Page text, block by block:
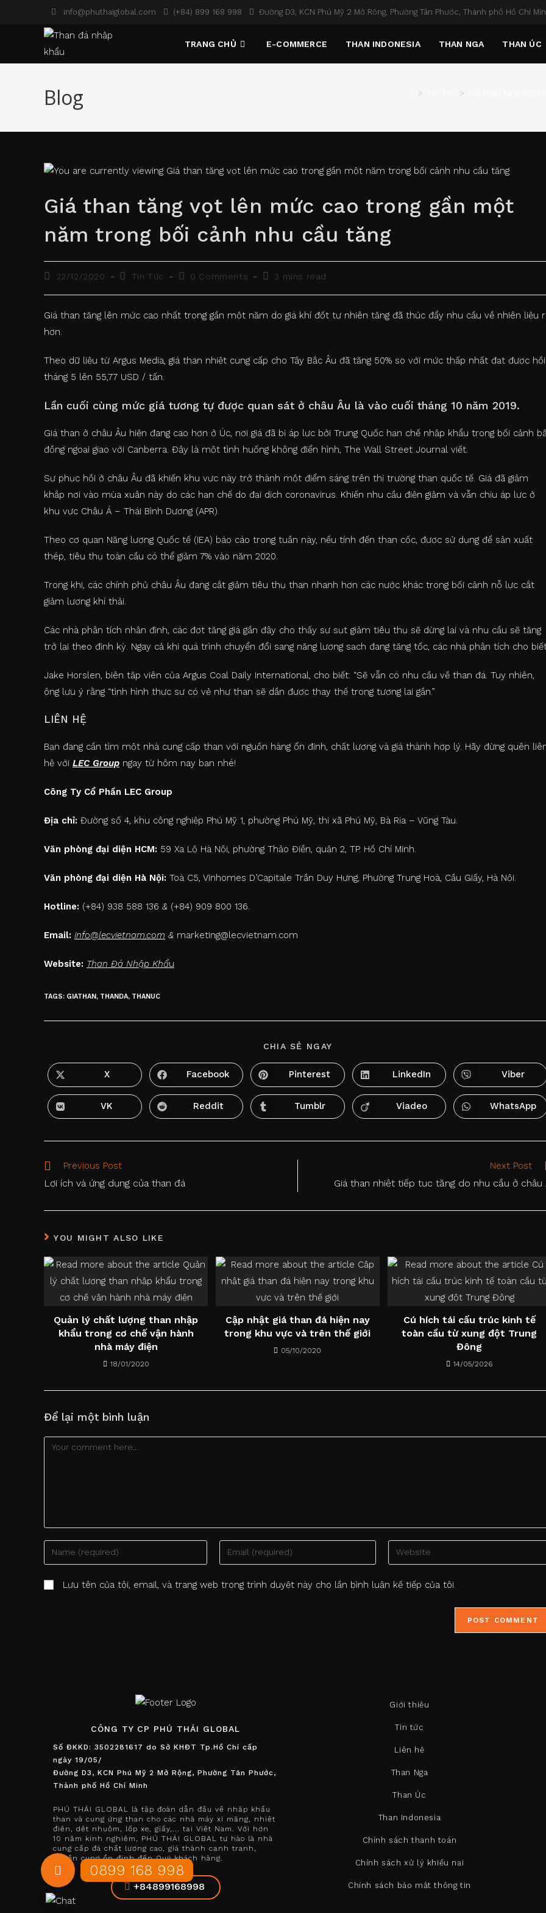
info@phuthaiglobal.com (+84) 899 168 998 Đường D3, KCN Phú Mỹ 2 Mở Rộng, Phường Tân Phước, Thành phố Hồ Chí
TRANG CHỦ E-COMMERCE THAN INDONESIA THAN NGA THAN ÚC
Blog > >
Giá than tăng vọt lên mức cao trong gần một
năm trong bối cảnh nhu cầu tăng
Post22/12/2020
PostTin Tức
Post0 Comments
Reading
3 mins read
Giá than tăng lên mức cao nhất trong gần một năm do giá khí đốt tự nhiên tăng đã thúc đẩy nhu cầu về nhiên liệu
hơn.
Theo dữ liệu từ Argus Media, giá than nhiệt cung cấp cho Tây Bắc Âu đã tăng 50% so với mức thấp nhất đạt được hồi
tháng 5 lên 55,77 USD / tấn.
Lần cuối cùng mức giá tương tự được quan sát ở châu Âu là vào cuối tháng 10 năm 2019.
Giá than ở châu Âu hiện đang cao hơn ở Úc, nơi giá đã bị áp lực bởi Trung Quốc hạn chế nhập khẩu trong bối cảnh
đồng ngoại giao với Canberra. Đây là một tình huống không điển hình, The Wall Street Journal viết.
Sự phục hồi ở châu Âu đã khiến khu vực này trở thành một điểm sáng trên thị trường than quốc tế. Giá đã giảm
khắp nơi vào mùa xuân này do các hạn chế do đại dịch coronavirus. Khiến nhu cầu điện giảm và vẫn chịu áp lực ở
khu vực Châu Á – Thái Bình Dương (APR).
Theo cơ quan Năng lượng Quốc tế (IEA) báo cáo trong tuần này, nếu tính đến than cốc, được sử dụng để sản xuất
thép, tiêu thụ toàn cầu có thể giảm 7% vào năm 2020.
Trong khi, các chính phủ châu Âu đang cắt giảm tiêu thụ than nhanh hơn các nước khác trong bối cảnh nỗ lực cắt
giảm lượng khí thải.
Các nhà phân tích nhận định, các đợt tăng giá gần đây cho thấy sự sụt giảm tiêu thụ sẽ dừng lại và nhu cầu sẽ tăng
trở lại theo định kỳ. Ngay cả khi quá trình chuyển đổi sang năng lượng sạch đang tăng tốc, các nhà phân tích cho
Jake Horslen, biên tập viên của Argus Coal Daily International, cho biết: “Sẽ vẫn có nhu cầu về than đá. Tuy nhiên,
ông lưu ý rằng “tình hình thực sự có vẻ như than sẽ dần được thay thế trong tương lai gần.”
LIÊN HỆ
Bạn đang cần tìm một nhà cung cấp than với nguồn hàng ổn định, chất lượng và giá thành hợp lý. Hãy đừng quên
hệ với LEC Group ngay từ hôm nay bạn nhé!
Công Ty Cổ Phần LEC Group
Địa chỉ: Đường số 4, khu công nghiệp Phú Mỹ 1, phường Phú Mỹ, thị xã Phú Mỹ, Bà Rịa – Vũng Tàu.
Văn phòng đại diện HCM: 59 Xa Lộ Hà Nội, phường Thảo Điền, quận 2, TP. Hồ Chí Minh.
Văn phòng đại diện Hà Nội: Toà C5, Vinhomes D’Capitale Trần Duy Hưng, Phường Trung Hoà, Cầu Giấy, Hà Nội.
Hotline: (+84) 938 588 136 & (+84) 909 800 136.
Email: info@lecvietnam.com & marketing@lecvietnam.com
Website: Than Đá Nhập Khẩu
TAGS: GIATHAN, THANDA, THANUC
CHIA SẺ NGAY
CONTENT
Opens
in
a
new
window
X
Opens
in
a
new
window
Facebook
Opens
in
a
new
window
Pinterest
Opens
in
a
new
window
LinkedIn
Opens
in
a
new
window
Viber
Opens
in
window
VK
Opens
in
window
Reddit
Opens
in
window
Tumblr
Opens
in
window
Viadeo
Opens
in
window
WhatsApp
Read
articles
Previous Post
Lợi ích và ứng dụng của than đá
Next Post
Giá than nhiệt tiếp tục tăng do nhu cầu ở châu
YOU MIGHT ALSO LIKE
Quản lý chất lượng than nhập
khẩu trong cơ chế vận hành
nhà máy điện
18/01/2020
Cập nhật giá than đá hiện nay
trong khu vực và trên thế giới
05/10/2020
Cú hích tái cấu trúc kinh tế
toàn cầu từ xung đột Trung
Đông
14/05/2026
Để lại một bình luận
Comment
your
or
your
address
your
Lưu tên của tôi, email, và trang web trong trình duyệt này cho lần bình luận kế tiếp của tôi.
CÔNG TY CP PHÚ THÁI GLOBAL
Số ĐKKD: 3502281617 do Sở KHĐT Tp.Hồ Chí cấp
ngày 19/05/
Đường D3, KCN Phú Mỹ 2 Mở Rộng, Phường Tân Phước,
Thành phố Hồ Chí Minh
PHÚ THÁI GLOBAL là tập đoàn dẫn đầu về nhập khẩu
than và cung ứng than cho các nhà máy xi măng, nhiệt
điện, dệt nhuộm, lốp xe, giấy,... tại Việt Nam. Với hơn
10 năm kinh nghiệm, PHÚ THÁI GLOBAL tự hào là nhà
cung cấp đá chất lượng cao, giá thành cạnh tranh,
nguồn cung ổn định đến Quý khách hàng.
+84899168998
Giới thiệu
Tin tức
Liên hệ
Than Nga
Than Úc
Than Indonesia
Chính sách thanh toán
Chính sách xử lý khiếu nại
Chính sách bảo mật thông tin